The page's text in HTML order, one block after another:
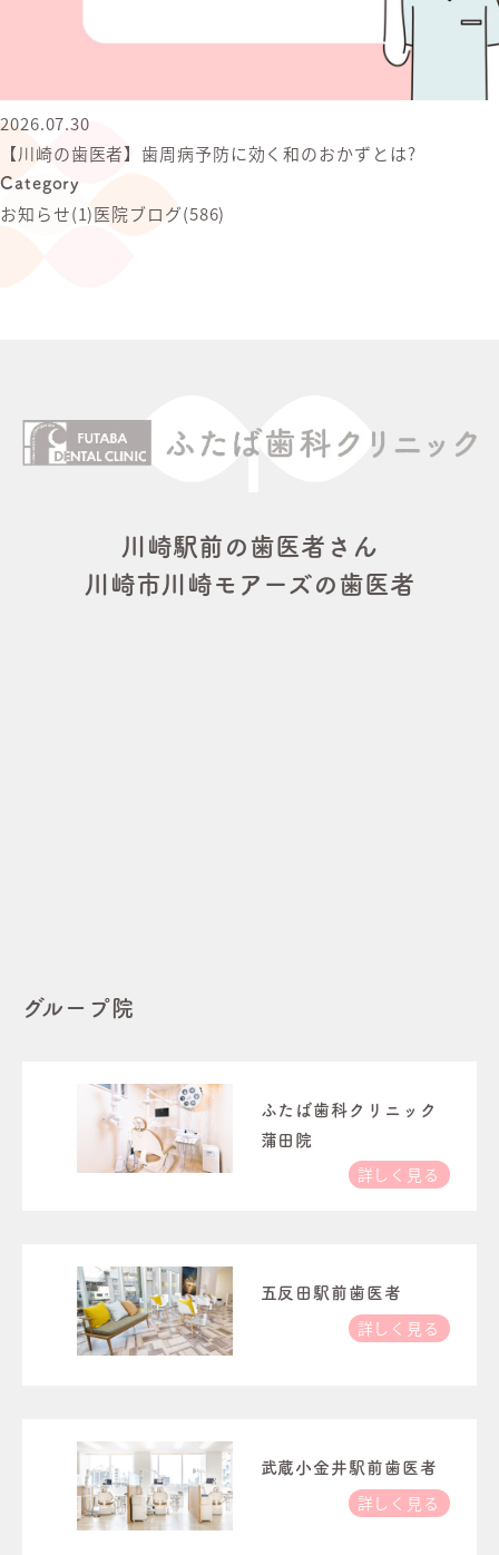
2026.07.30
【川崎の歯医者】歯周病予防に効く和のおかずとは?
Category
お知らせ(1)医院ブログ(586)
川崎駅前の歯医者さん
川崎市川崎モアーズの歯医者
グループ院
ふたば歯科クリニック
蒲田院
詳しく見る
五反田駅前歯医者
詳しく見る
武蔵小金井駅前歯医者
詳しく見る